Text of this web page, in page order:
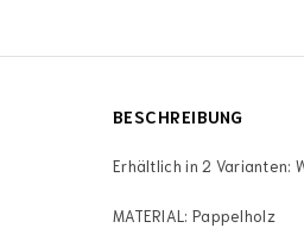
BESCHREIBUNG
Erhältlich in 2 Varianten:
MATERIAL: Pappelholz